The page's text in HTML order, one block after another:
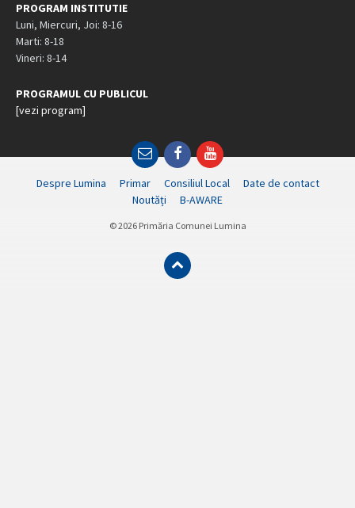
PROGRAM INSTITUTIE
Luni, Miercuri, Joi: 8-16
Marti: 8-18
Vineri: 8-14
PROGRAMUL CU PUBLICUL
[vezi program]
EmailFacebookYouTube
Despre Lumina Primar Consiliul Local
Date de contact
Noutăți
B-AWARE
© 2026 Primăria Comunei Lumina